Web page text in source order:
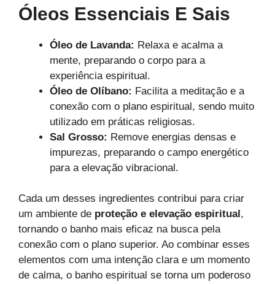
Óleos Essenciais E Sais
Óleo de Lavanda: Relaxa e acalma a
mente, preparando o corpo para a
experiência espiritual.
Óleo de Olíbano: Facilita a meditação e a
conexão com o plano espiritual, sendo muito
utilizado em práticas religiosas.
Sal Grosso: Remove energias densas e
impurezas, preparando o campo energético
para a elevação vibracional.
Cada um desses ingredientes contribui para criar
um ambiente de proteção e elevação espiritual,
tornando o banho mais eficaz na busca pela
conexão com o plano superior. Ao combinar esses
elementos com uma intenção clara e um momento
de calma, o banho espiritual se torna um poderoso